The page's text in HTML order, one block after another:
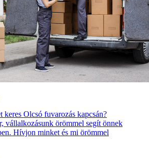
keres Olcsó fuvarozás kapcsán?
vállalkozásunk örömmel segít önnek
Hívjon minket és mi örömmel